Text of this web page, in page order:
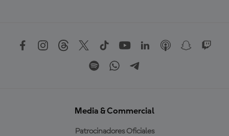
Media & Commercial
Patrocinadores Oficiales